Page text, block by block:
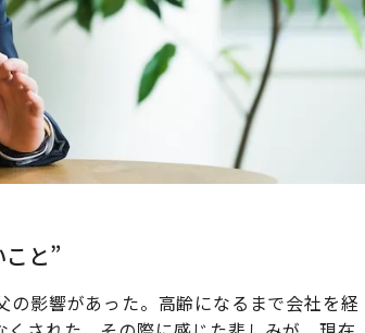
と”
影響があった。高齢になるまで会社を経